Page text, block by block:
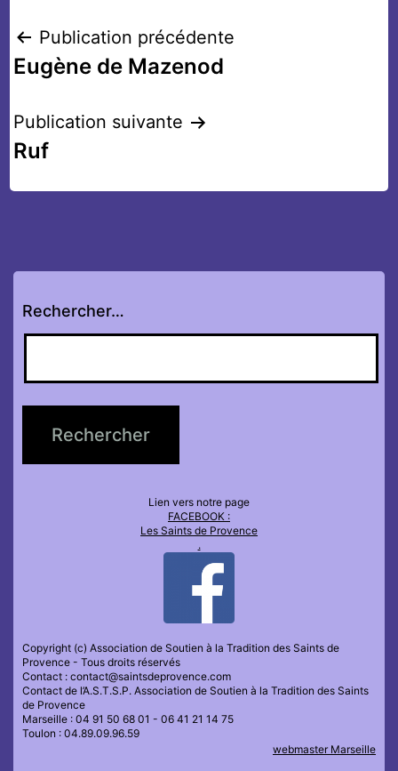
Navigation
de
l’article
Publication précédente
Eugène de Mazenod
Publication suivante
Ruf
Rechercher…
Lien vers notre page
FACEBOOK :
Les Saints de Provence
.
Copyright (c) Association de Soutien à la Tradition des Saints de
Provence - Tous droits réservés
Contact : contact@saintsdeprovence.com
Contact de l’A.S.T.S.P. Association de Soutien à la Tradition des Saints
de Provence
Marseille : 04 91 50 68 01 - 06 41 21 14 75
Toulon : 04.89.09.96.59
webmaster Marseille